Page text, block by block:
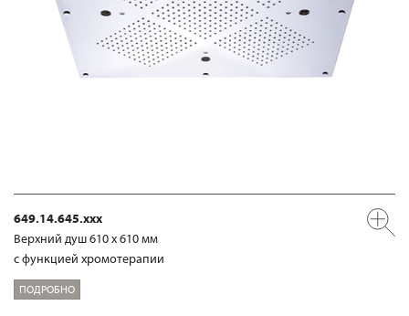
649.14.645.xxx
Верхний душ 610 х 610 мм
с функцией хромотерапии
ПОДРОБНО